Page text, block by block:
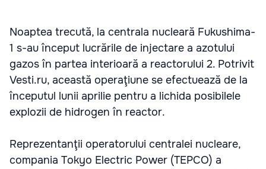
Noaptea trecută, la centrala nucleară Fukushima-
1 s-au început lucrările de injectare a azotului
gazos în partea interioară a reactorului 2. Potrivit
Vesti.ru, această operaţiune se efectuează de la
începutul lunii aprilie pentru a lichida posibilele
explozii de hidrogen în reactor.
Reprezentanţii operatorului centralei nucleare,
compania Tokyo Electric Power (TEPCO) a